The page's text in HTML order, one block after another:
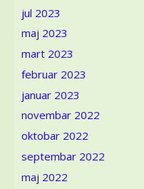
jul 2023
maj 2023
mart 2023
februar 2023
januar 2023
novembar 2022
oktobar 2022
septembar 2022
maj 2022